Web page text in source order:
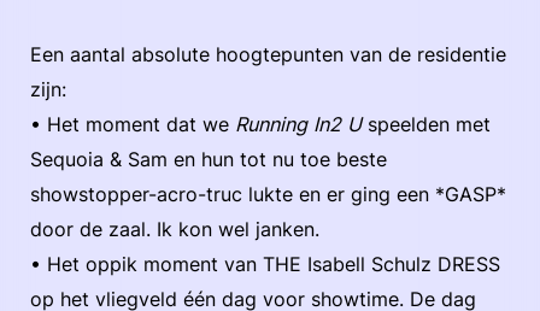
Een aantal absolute hoogtepunten van de residentie
zijn:
• Het moment dat we Running In2 Uspeelden met
Sequoia & Sam en hun tot nu toe beste
showstopper-acro-truc lukte en er ging een *GASP*
door de zaal. Ik kon wel janken.
• Het oppik moment van THE Isabell Schulz DRESS
op het vliegveld één dag voor showtime. De dag